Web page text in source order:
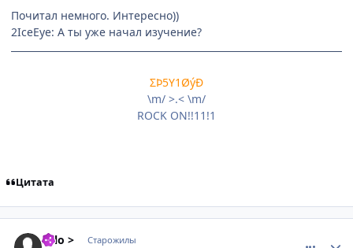
Почитал немного. Интересно))
2IceEye: А ты уже начал изучение?
ΣÞ5Υ1ØýÐ
\m/ >.< \m/
ROCK ON!!11!1
Цитата
solo > Старожилы